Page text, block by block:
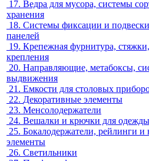
17. Ведра для мусора, системы
хранения
18. Системы фиксации и
панелей
19. Крепежная фурнитура,
крепления
20. Направляющие, метабоксы,
выдвижения
21. Емкости для столовых
22. Декоративные элементы
23. Менсолодержатели
24. Вешалки и крючки для одежды
25. Бокалодержатели, рейлинги и
элементы
26. Светильники